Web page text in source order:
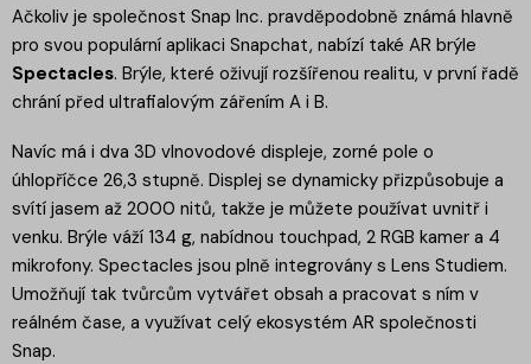
Ačkoliv je společnost Snap Inc. pravděpodobně známá hlavně
pro svou populární aplikaci Snapchat, nabízí také AR brýle
Spectacles. Brýle, které oživují rozšířenou realitu, v první řadě
chrání před ultrafialovým zářením A i B.
Navíc má i dva 3D vlnovodové displeje, zorné pole o
úhlopříčce 26,3 stupně. Displej se dynamicky přizpůsobuje a
svítí jasem až 2000 nitů, takže je můžete používat uvnitř i
venku. Brýle váží 134 g, nabídnou touchpad, 2 RGB kamer a 4
mikrofony. Spectacles jsou plně integrovány s Lens Studiem.
Umožňují tak tvůrcům vytvářet obsah a pracovat s ním v
reálném čase, a využívat celý ekosystém AR společnosti
Snap.